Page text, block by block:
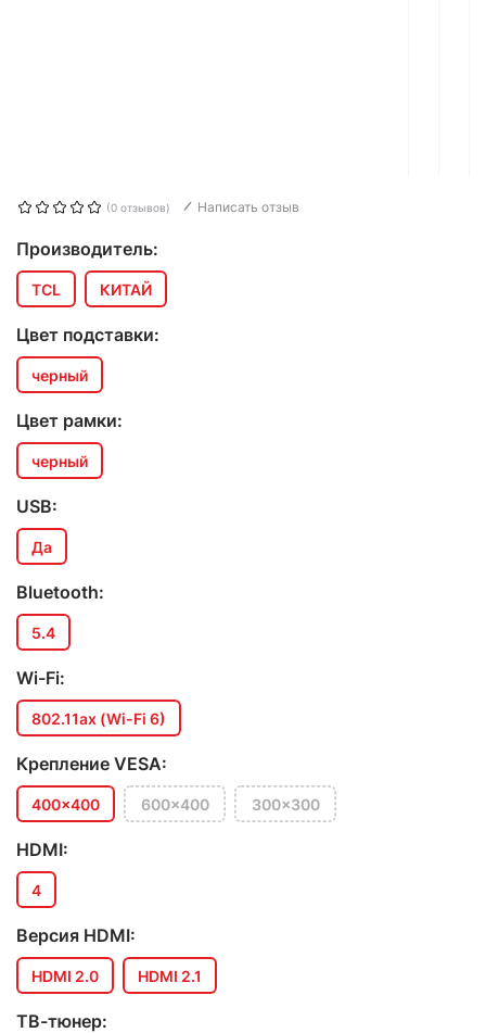
(0 отзывов) Написать отзыв
Производитель:
TCL КИТАЙ
Цвет подставки:
черный
Цвет рамки:
черный
USB:
Да
Bluetooth:
5.4
Wi-Fi:
802.11ax (Wi-Fi 6)
Крепление VESA:
400x400 600x400 300x300
HDMI:
4
Версия HDMI:
HDMI 2.0 HDMI 2.1
ТВ-тюнер: